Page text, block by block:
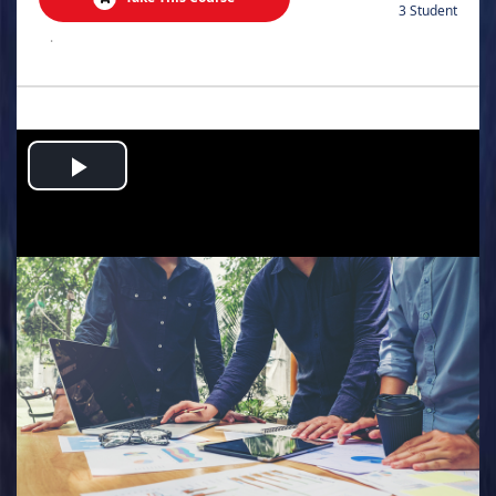
3 Student
.
Play